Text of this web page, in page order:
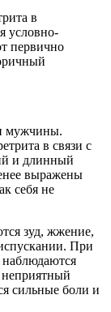
в
условно-
первично
мужчины.
в связи с
и длинный
выражены
себя не
зуд, жжение,
При
неприятный
сильные боли и